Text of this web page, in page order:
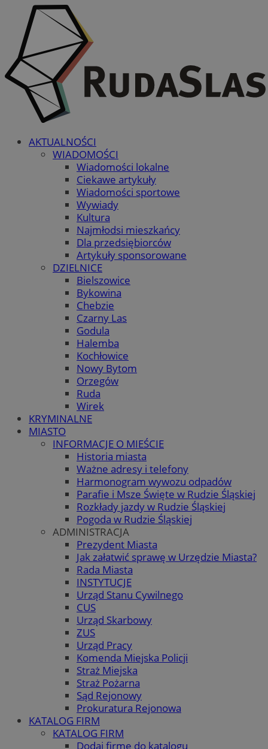
AKTUALNOŚCI
WIADOMOŚCI
Wiadomości lokalne
Ciekawe artykuły
Wiadomości sportowe
Wywiady
Kultura
Najmłodsi mieszkańcy
Dla przedsiębiorców
Artykuły sponsorowane
DZIELNICE
Bielszowice
Bykowina
Chebzie
Czarny Las
Godula
Halemba
Kochłowice
Nowy Bytom
Orzegów
Ruda
Wirek
KRYMINALNE
MIASTO
INFORMACJE O MIEŚCIE
Historia miasta
Ważne adresy i telefony
Harmonogram wywozu odpadów
Parafie i Msze Święte w Rudzie Śląskiej
Rozkłady jazdy w Rudzie Śląskiej
Pogoda w Rudzie Śląskiej
ADMINISTRACJA
Prezydent Miasta
Jak załatwić sprawę w Urzędzie Miasta?
Rada Miasta
INSTYTUCJE
Urząd Stanu Cywilnego
CUS
Urząd Skarbowy
ZUS
Urząd Pracy
Komenda Miejska Policji
Straż Miejska
Straż Pożarna
Sąd Rejonowy
Prokuratura Rejonowa
KATALOG FIRM
KATALOG FIRM
Dodaj firmę do katalogu